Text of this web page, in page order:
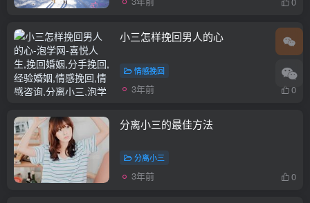
小三怎样挽回男人的心
情感挽回
3年前 0
分离小三的最佳方法
分离小三
3年前 0